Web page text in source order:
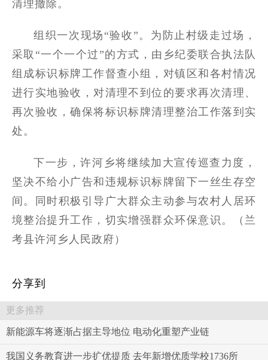
清理撤除。
组织一次现场“验收”。为防止村级走过场，
采取“一个一个过”的方式，由乡纪委联合执法队
组成标识标牌工作督查小组，对镇区和各村情况
进行实地验收，对清理不到位的要求再次清理、
再次验收，确保将标识标牌清理整治工作落到实
处。
下一步，许河乡将继续加大宣传巡查力度，
坚决不给小广告和违规标识标牌留下一丝生存空
间。同时积极引导广大群众主动参与农村人居环
境整治提升工作，切实增强群众环保意识。（兰
考县许河乡人民政府）
分享到
更多推荐
新能源车将逐渐占据主导地位 电动化重塑产业链
我国义务教育进一步扩优提质 去年新增优质学校1736所